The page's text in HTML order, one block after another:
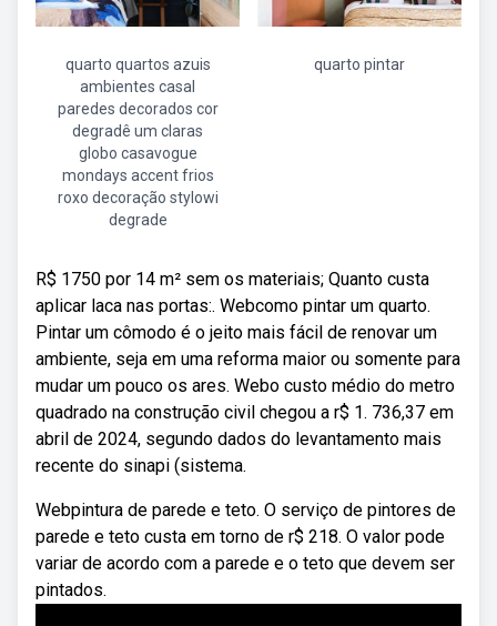
quarto quartos azuis
ambientes casal
paredes decorados cor
degradê um claras
globo casavogue
mondays accent frios
roxo decoração stylowi
degrade
quarto pintar
R$ 1750 por 14 m² sem os materiais; Quanto custa
aplicar laca nas portas:. Webcomo pintar um quarto.
Pintar um cômodo é o jeito mais fácil de renovar um
ambiente, seja em uma reforma maior ou somente para
mudar um pouco os ares. Webo custo médio do metro
quadrado na construção civil chegou a r$ 1. 736,37 em
abril de 2024, segundo dados do levantamento mais
recente do sinapi (sistema.
Webpintura de parede e teto. O serviço de pintores de
parede e teto custa em torno de r$ 218. O valor pode
variar de acordo com a parede e o teto que devem ser
pintados.